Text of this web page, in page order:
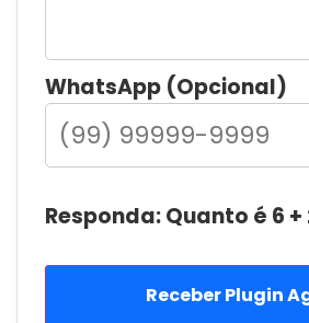
WhatsApp (Opcional)
Responda: Quanto é 6 +
Receber Plugin